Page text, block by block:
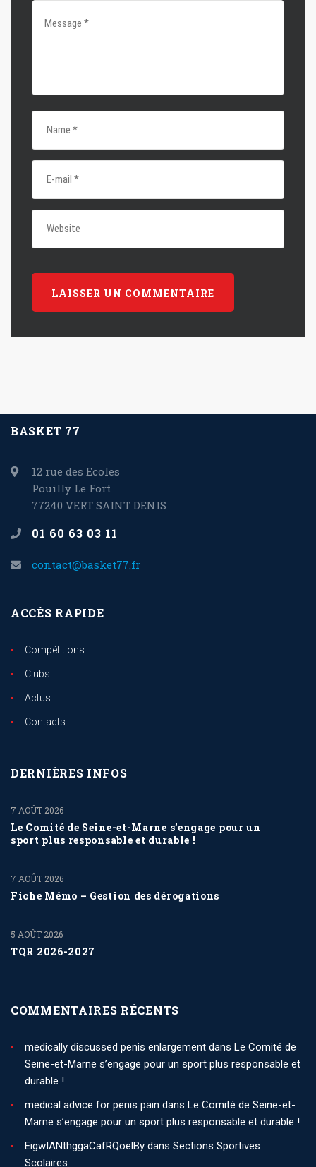
BASKET 77
12 rue des Ecoles
Pouilly Le Fort
77240 VERT SAINT DENIS
01 60 63 03 11
contact@basket77.fr
ACCÈS RAPIDE
Compétitions
Clubs
Actus
Contacts
DERNIÈRES INFOS
Le Comité de Seine-et-Marne s’engage pour un
sport plus responsable et durable !
7 AOÛT 2026
Fiche Mémo – Gestion des dérogations
7 AOÛT 2026
TQR 2026-2027
5 AOÛT 2026
COMMENTAIRES RÉCENTS
medically discussed penis enlargement dans Le Comité de
Seine-et-Marne s’engage pour un sport plus responsable et
durable !
medical advice for penis pain dans Le Comité de Seine-et-
Marne s’engage pour un sport plus responsable et durable !
EigwIANthggaCafRQoelBy dans Sections Sportives
Scolaires